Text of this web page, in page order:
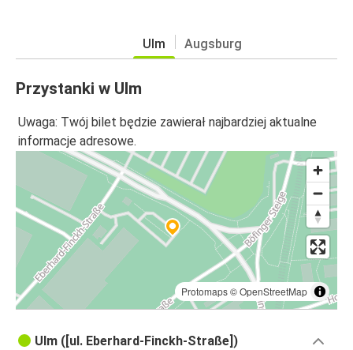
Ulm Augsburg
Przystanki w Ulm
Uwaga: Twój bilet będzie zawierał najbardziej aktualne
informacje adresowe.
Protomaps©OpenStreetMap
Ulm ([ul. Eberhard-Finckh-Straße])